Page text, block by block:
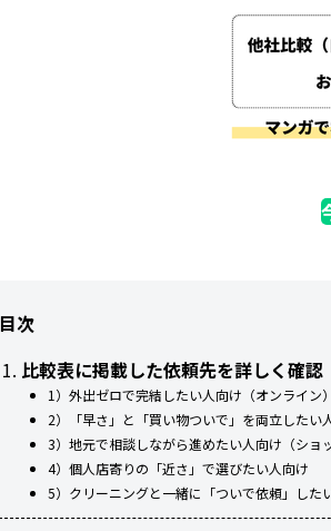
目次
比較表に掲載した依頼先を詳しく確認
1）外出ゼロで完結したい人向け（オンライン）
2）「早さ」と「買い物ついで」を両立したい
3）地元で相談しながら進めたい人向け（ショ
4）個人店寄りの「近さ」で選びたい人向け
5）クリーニングと一緒に「ついで依頼」した